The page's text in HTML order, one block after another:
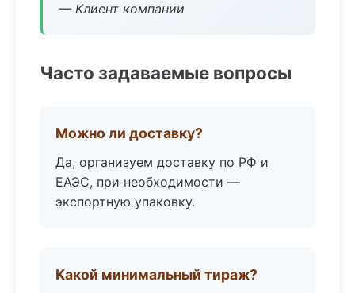
— Клиент компании
Часто задаваемые вопросы
Можно ли доставку?
Да, организуем доставку по РФ и
ЕАЭС, при необходимости —
экспортную упаковку.
Какой минимальный тираж?